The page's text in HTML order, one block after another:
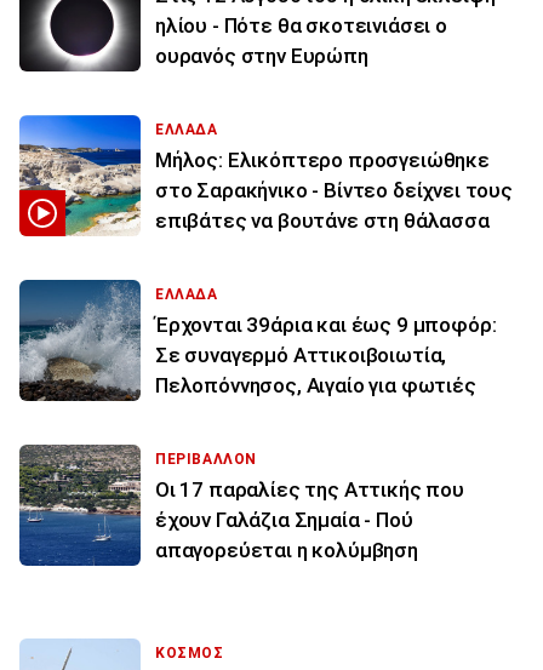
ηλίου - Πότε θα σκοτεινιάσει ο
ουρανός στην Ευρώπη
ΕΛΛΑΔΑ
Μήλος: Ελικόπτερο προσγειώθηκε
στο Σαρακήνικο - Βίντεο δείχνει τους
επιβάτες να βουτάνε στη θάλασσα
ΕΛΛΑΔΑ
Έρχονται 39άρια και έως 9 μποφόρ:
Σε συναγερμό Αττικοιβοιωτία,
Πελοπόννησος, Αιγαίο για φωτιές
ΠΕΡΙΒΑΛΛΟΝ
Οι 17 παραλίες της Αττικής που
έχουν Γαλάζια Σημαία - Πού
απαγορεύεται η κολύμβηση
ΚΟΣΜΟΣ